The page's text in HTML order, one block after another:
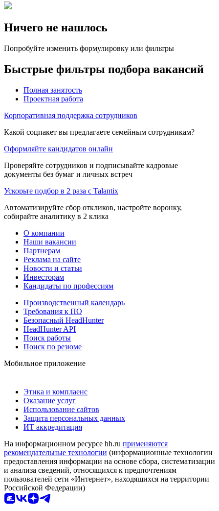
Ничего не нашлось
Попробуйте изменить формулировку или фильтры
Быстрые фильтры подбора вакансий
Полная занятость
Проектная работа
Корпоративная поддержка сотрудников
Какой соцпакет вы предлагаете семейным сотрудникам?
Оформляйте кандидатов онлайн
Проверяйте сотрудников и подписывайте кадровые
документы без бумаг и личных встреч
Ускорьте подбор в 2 раза с Talantix
Автоматизируйте сбор откликов, настройте воронку,
собирайте аналитику в 2 клика
О компании
Наши вакансии
Партнерам
Реклама на сайте
Новости и статьи
Инвесторам
Кандидаты по профессиям
Производственный календарь
Требования к ПО
Безопасный HeadHunter
HeadHunter API
Поиск работы
Поиск по резюме
Мобильное приложение
Этика и комплаенс
Оказание услуг
Использование сайтов
Защита персональных данных
ИТ аккредитация
На информационном ресурсе hh.ru применяются
рекомендательные технологии (информационные технологии
предоставления информации на основе сбора, систематизации
и анализа сведений, относящихся к предпочтениям
пользователей сети «Интернет», находящихся на территории
Российской Федерации)